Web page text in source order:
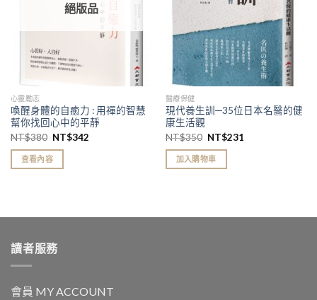
絕版品
心靈勵志
喚醒身體的自癒力 : 用禪的智慧
幫你找回心中的平靜
NT$380 NT$342
查看內容
醫療保健
現代養生訓─35位日本名醫的健
康生活觀
NT$350 NT$231
加入購物車
讀者服務
會員 MY ACCOUNT